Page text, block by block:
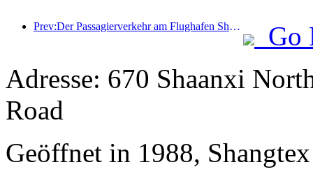
Prev:Der Passagierverkehr am Flughafen Shenzhen hat in diesem Jahr die Marke von 3 Millionen überschritten und damit einen neuen Rekord für den gleichen Zeitraum aufgestellt.
Go
Adresse: 670 Shaanxi
Road
Geöffnet in 1988,